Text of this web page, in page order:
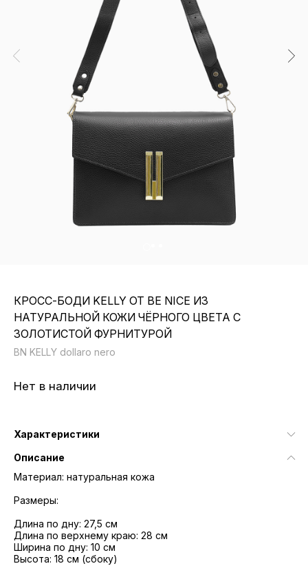
КРОСС-БОДИ KELLY ОТ BE NICE ИЗ
НАТУРАЛЬНОЙ КОЖИ ЧЁРНОГО ЦВЕТА С
ЗОЛОТИСТОЙ ФУРНИТУРОЙ
BN KELLY dollaro nero
Нет в наличии
Характеристики
Описание
Материал: натуральная кожа
Размеры:
Длина по дну: 27,5 см
Длина по верхнему краю: 28 см
Ширина по дну: 10 см
Высота: 18 см (сбоку)